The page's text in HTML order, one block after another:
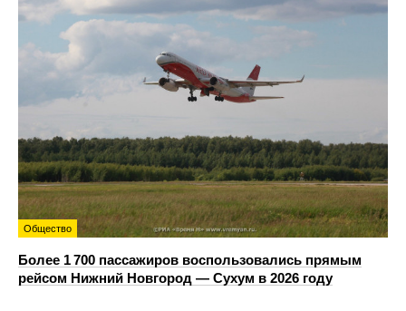
Общество
Более 1 700 пассажиров воспользовались прямым
рейсом Нижний Новгород — Сухум в 2026 году